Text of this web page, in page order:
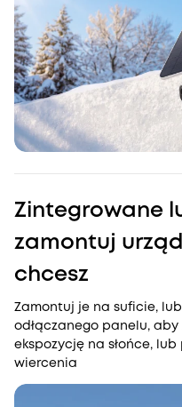
Zintegrowane
zamontuj
chcesz
Zamontuj je na suficie,
odłączanego panelu,
ekspozycję na słońce,
wiercenia